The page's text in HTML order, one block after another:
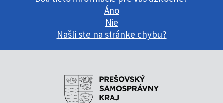
Áno
Nie
Našli ste na stránke chybu?